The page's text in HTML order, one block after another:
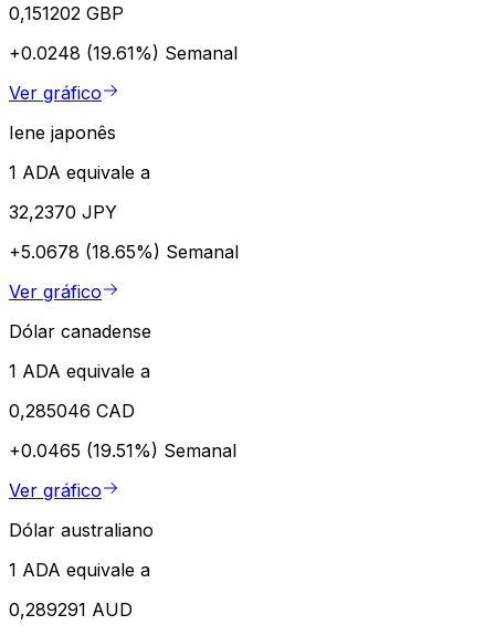
0,151202 GBP
+0.0248 (19.61%) Semanal
Ver gráfico
Iene japonês
1 ADA equivale a
32,2370 JPY
+5.0678 (18.65%) Semanal
Ver gráfico
Dólar canadense
1 ADA equivale a
0,285046 CAD
+0.0465 (19.51%) Semanal
Ver gráfico
Dólar australiano
1 ADA equivale a
0,289291 AUD